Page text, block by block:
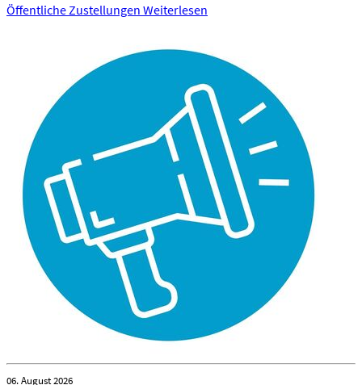
Öffentliche Zustellungen Weiterlesen
06. August 2026